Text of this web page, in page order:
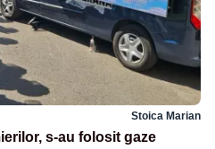
Stoica Marian
s-au folosit gaze